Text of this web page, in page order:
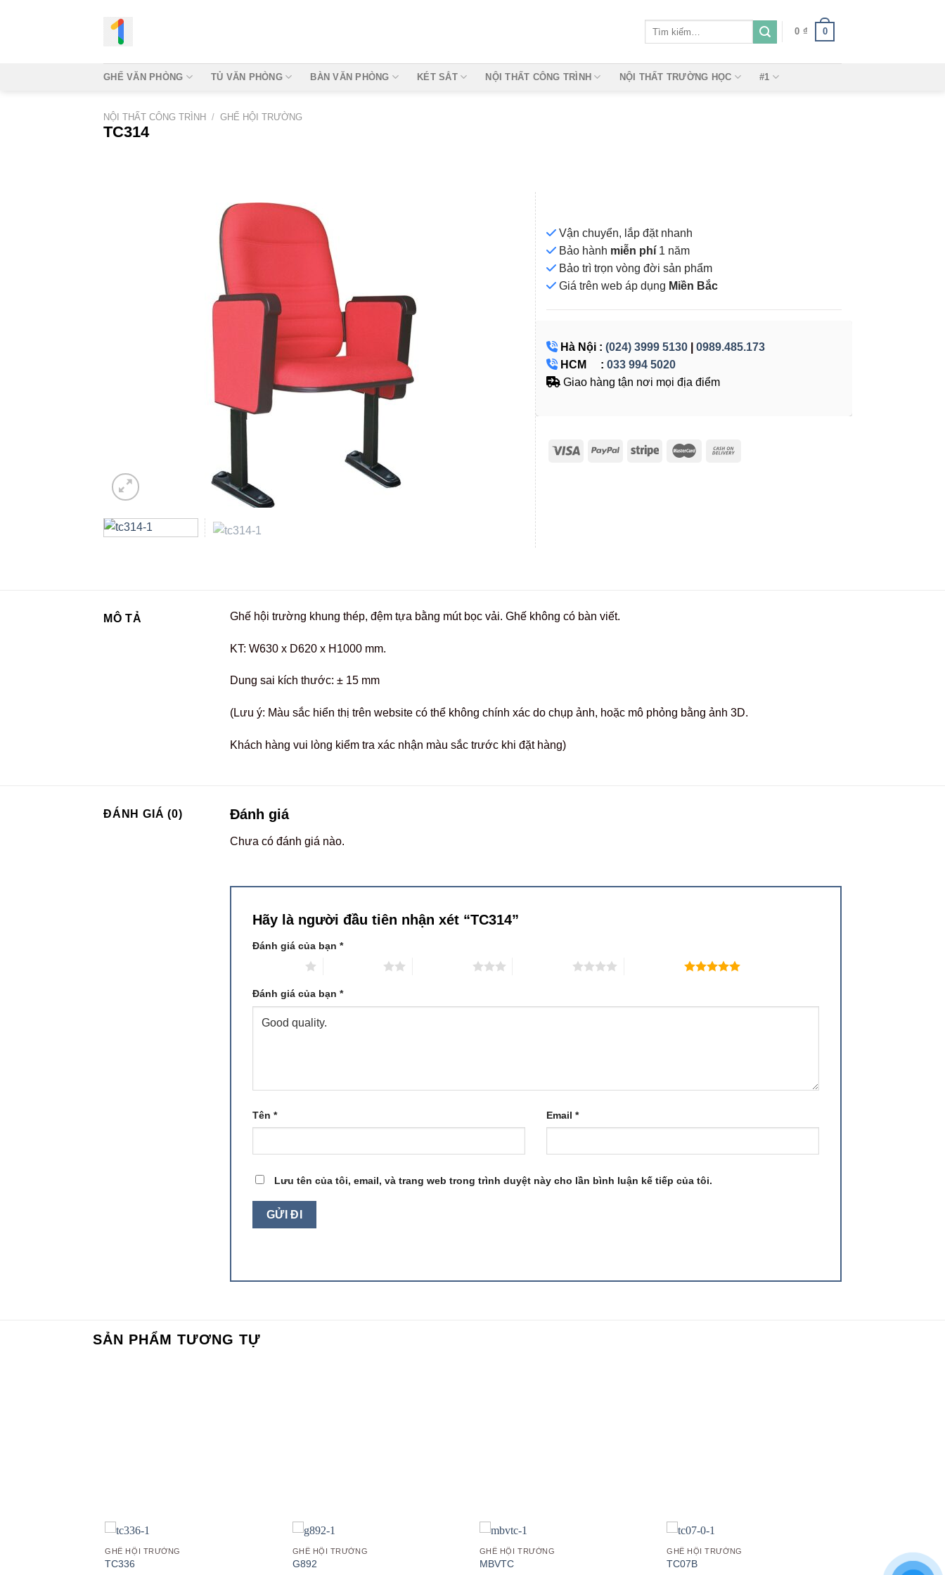
0 ₫ 0
GHẾ VĂN PHÒNG TỦ VĂN PHÒNG BÀN VĂN PHÒNG KÉT SẮT NỘI THẤT CÔNG TRÌNH NỘI THẤT TRƯỜNG HỌC #1
NỘI THẤT CÔNG TRÌNH / GHẾ HỘI TRƯỜNG
TC314
Vận chuyển, lắp đặt nhanh
Bảo hành miễn phí 1 năm
Bảo trì trọn vòng đời sản phẩm
Giá trên web áp dụng Miền Bắc
Hà Nội : (024) 3999 5130
0989.485.173
HCM : 033 994 5020
Giao hàng tận nơi mọi địa điểm
MÔ TẢ Ghế hội trường khung thép, đệm tựa bằng mút bọc vải. Ghế không có bàn viết.
KT: W630 x D620 x H1000 mm.
Dung sai kích thước: ± 15 mm
(Lưu ý: Màu sắc hiển thị trên website có thể không chính xác do chụp ảnh, hoặc mô phỏng bằng ảnh 3D.
Khách hàng vui lòng kiểm tra xác nhận màu sắc trước khi đặt hàng)
ĐÁNH GIÁ (0) Đánh giá
Chưa có đánh giá nào.
Hãy là người đầu tiên nhận xét “TC314”
Đánh giá của bạn *
5 trên 5 sao
Đánh giá của bạn *
Tên * Email *
Lưu tên của tôi, email, và trang web trong trình duyệt này cho lần bình luận kế tiếp của tôi.
SẢN PHẨM TƯƠNG TỰ
GHẾ HỘI TRƯỜNG
TC336
GHẾ HỘI TRƯỜNG
G892
GHẾ HỘI TRƯỜNG
MBVTC
GHẾ HỘI TRƯỜNG
TC07B